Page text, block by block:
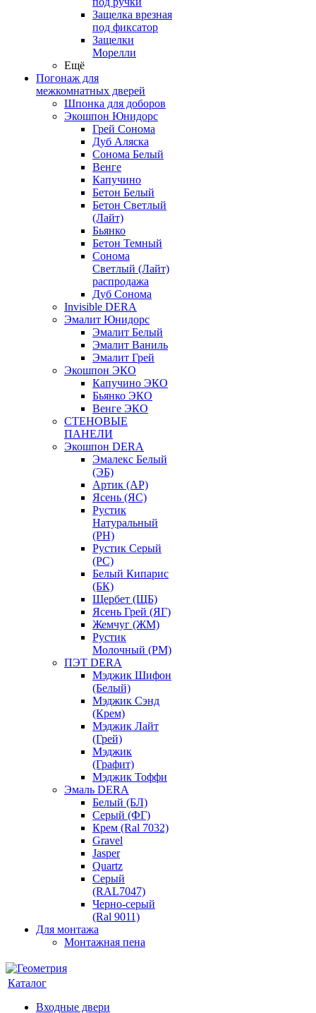
Защелка врезная
под фиксатор
Защелки
Морелли
Ещё
Погонаж для
межкомнатных дверей
Шпонка для доборов
Экошпон Юнидорс
Грей Сонома
Дуб Аляска
Сонома Белый
Венге
Капучино
Бетон Белый
Бетон Светлый
(Лайт)
Бьянко
Бетон Темный
Сонома
Светлый (Лайт)
распродажа
Дуб Сонома
Invisible DERA
Эмалит Юнидорс
Эмалит Белый
Эмалит Ваниль
Эмалит Грей
Экошпон ЭКО
Капучино ЭКО
Бьянко ЭКО
Венге ЭКО
СТЕНОВЫЕ
ПАНЕЛИ
Экошпон DERA
Эмалекс Белый
(ЭБ)
Артик (АР)
Ясень (ЯС)
Рустик
Натуральный
(РН)
Рустик Серый
(РС)
Белый Кипарис
(БК)
Щербет (ЩБ)
Ясень Грей (ЯГ)
Жемчуг (ЖМ)
Рустик
Молочный (РМ)
ПЭТ DERA
Мэджик Шифон
(Белый)
Мэджик Сэнд
(Крем)
Мэджик Лайт
(Грей)
Мэджик
(Графит)
Мэджик Тоффи
Эмаль DERA
Белый (БЛ)
Серый (ФГ)
Крем (Ral 7032)
Gravel
Jasper
Quartz
Серый
(RAL7047)
Черно-серый
(Ral 9011)
Для монтажа
Монтажная пена
Каталог
Входные двери